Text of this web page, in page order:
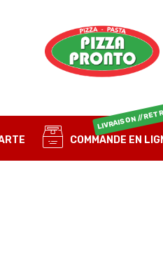
OBLIGATOIRE
DE MOI
COMMANDE EN
LIVRAISON //